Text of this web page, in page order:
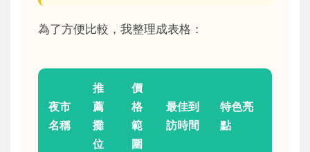
為了方便比較，我整理成表格：
夜市
名稱
推
薦
攤
位
價
格
範
圍
最佳到
訪時間
特色亮
點